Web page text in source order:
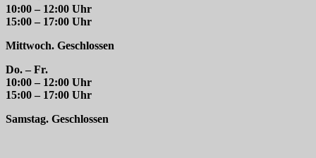
10:00 – 12:00 Uhr
15:00 – 17:00 Uhr
Mittwoch. Geschlossen
Do. – Fr.
10:00 – 12:00 Uhr
15:00 – 17:00 Uhr
Samstag. Geschlossen